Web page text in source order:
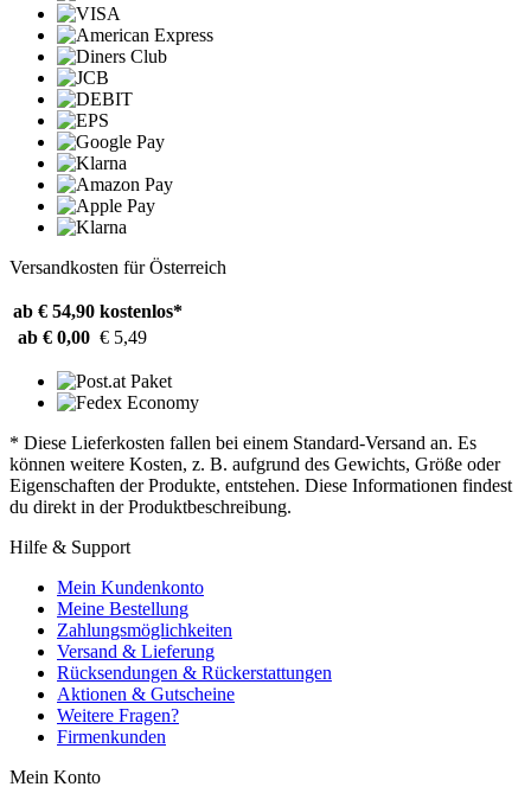
Versandkosten für Österreich
ab € 54,90 kostenlos*
ab € 0,00 € 5,49
* Diese Lieferkosten fallen bei einem Standard-Versand an. Es
können weitere Kosten, z. B. aufgrund des Gewichts, Größe oder
Eigenschaften der Produkte, entstehen. Diese Informationen findest
du direkt in der Produktbeschreibung.
Hilfe & Support
Mein Kundenkonto
Meine Bestellung
Zahlungsmöglichkeiten
Versand & Lieferung
Rücksendungen & Rückerstattungen
Aktionen & Gutscheine
Weitere Fragen?
Firmenkunden
Mein Konto